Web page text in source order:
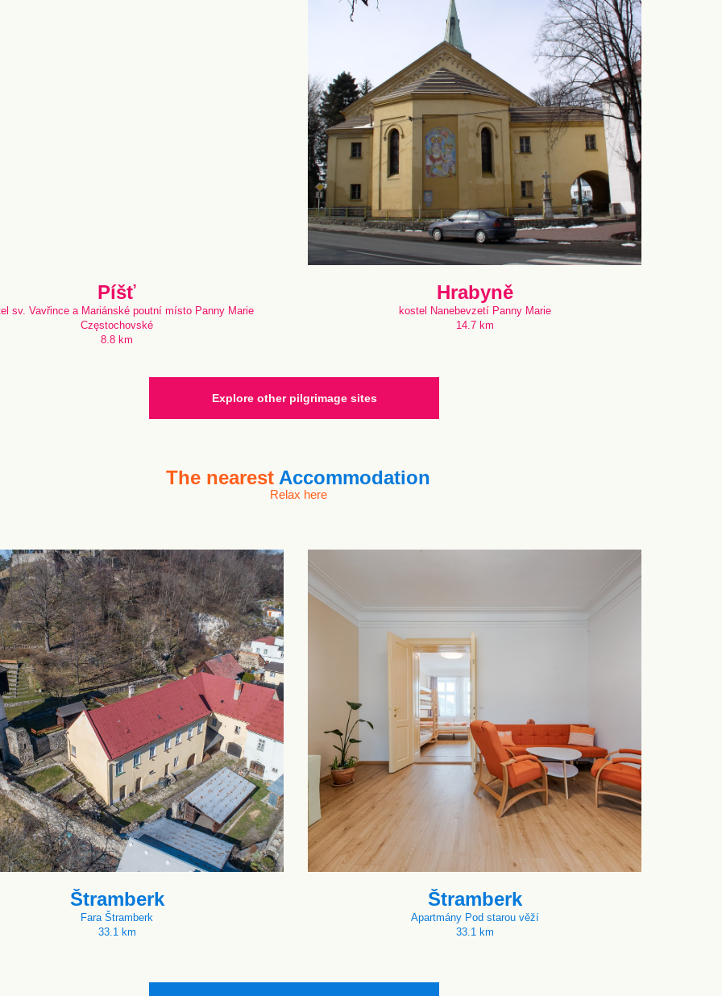
Píšť
sv. Vavřince a Mariánské poutní místo Panny Marie
Częstochovské
8.8 km
Hrabyně
kostel Nanebevzetí Panny Marie
14.7 km
Explore other pilgrimage sites
The nearest Accommodation
Relax here
Štramberk
Fara Štramberk
33.1 km
Štramberk
Apartmány Pod starou věží
33.1 km